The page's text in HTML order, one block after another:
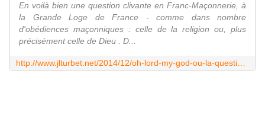
En voilà bien une question clivante en Franc-Maçonnerie, à
la Grande Loge de France - comme dans nombre
d'obédiences maçonniques : celle de la religion ou, plus
précisément celle de Dieu . D...